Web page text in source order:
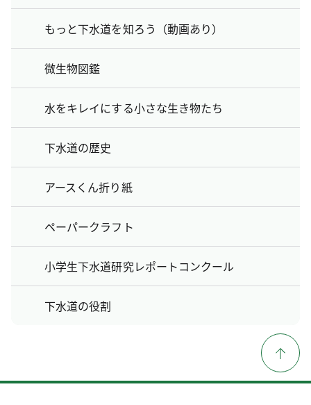
もっと下水道を知ろう（動画あり）
微生物図鑑
水をキレイにする小さな生き物たち
下水道の歴史
アースくん折り紙
ペーパークラフト
小学生下水道研究レポートコンクール
下水道の役割